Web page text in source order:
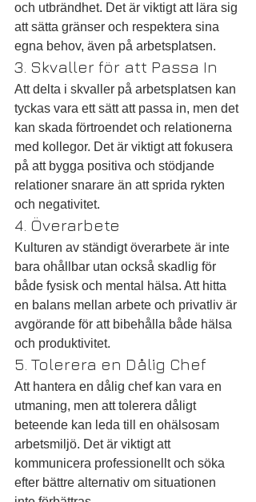
och utbrändhet. Det är viktigt att lära sig
att sätta gränser och respektera sina
egna behov, även på arbetsplatsen.
3. Skvaller för att Passa In
Att delta i skvaller på arbetsplatsen kan
tyckas vara ett sätt att passa in, men det
kan skada förtroendet och relationerna
med kollegor. Det är viktigt att fokusera
på att bygga positiva och stödjande
relationer snarare än att sprida rykten
och negativitet.
4. Överarbete
Kulturen av ständigt överarbete är inte
bara ohållbar utan också skadlig för
både fysisk och mental hälsa. Att hitta
en balans mellan arbete och privatliv är
avgörande för att bibehålla både hälsa
och produktivitet.
5. Tolerera en Dålig Chef
Att hantera en dålig chef kan vara en
utmaning, men att tolerera dåligt
beteende kan leda till en ohälsosam
arbetsmiljö. Det är viktigt att
kommunicera professionellt och söka
efter bättre alternativ om situationen